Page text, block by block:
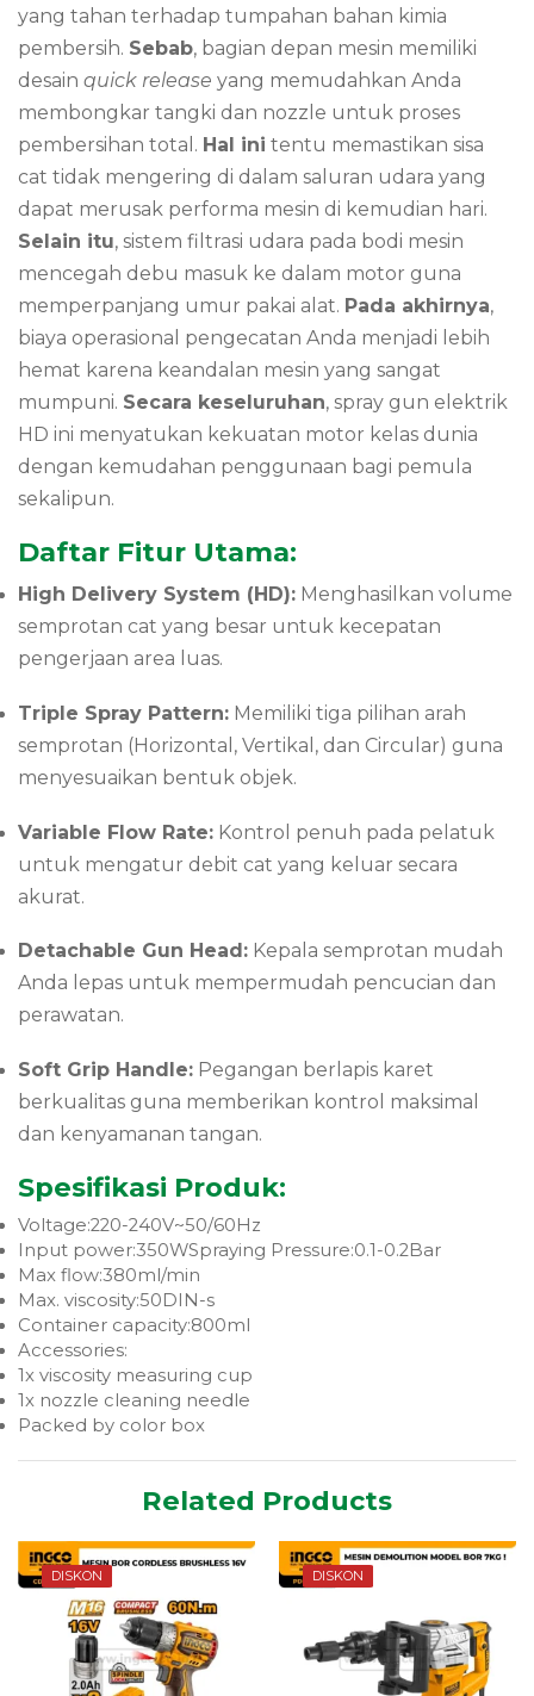
yang tahan terhadap tumpahan bahan kimia
pembersih. Sebab, bagian depan mesin memiliki
desain quick release yang memudahkan Anda
membongkar tangki dan nozzle untuk proses
pembersihan total. Hal ini tentu memastikan sisa
cat tidak mengering di dalam saluran udara yang
dapat merusak performa mesin di kemudian hari.
Selain itu, sistem filtrasi udara pada bodi mesin
mencegah debu masuk ke dalam motor guna
memperpanjang umur pakai alat. Pada akhirnya,
biaya operasional pengecatan Anda menjadi lebih
hemat karena keandalan mesin yang sangat
mumpuni. Secara keseluruhan, spray gun elektrik
HD ini menyatukan kekuatan motor kelas dunia
dengan kemudahan penggunaan bagi pemula
sekalipun.
Daftar Fitur Utama:
High Delivery System (HD): Menghasilkan volume
semprotan cat yang besar untuk kecepatan
pengerjaan area luas.
Triple Spray Pattern: Memiliki tiga pilihan arah
semprotan (Horizontal, Vertikal, dan Circular) guna
menyesuaikan bentuk objek.
Variable Flow Rate: Kontrol penuh pada pelatuk
untuk mengatur debit cat yang keluar secara
akurat.
Detachable Gun Head: Kepala semprotan mudah
Anda lepas untuk mempermudah pencucian dan
perawatan.
Soft Grip Handle: Pegangan berlapis karet
berkualitas guna memberikan kontrol maksimal
dan kenyamanan tangan.
Spesifikasi Produk:
Voltage:220-240V~50/60Hz
Input power:350WSpraying Pressure:0.1-0.2Bar
Max flow:380ml/min
Max. viscosity:50DIN-s
Container capacity:800ml
Accessories:
1x viscosity measuring cup
1x nozzle cleaning needle
Packed by color box
Related Products
DISKON DISKON